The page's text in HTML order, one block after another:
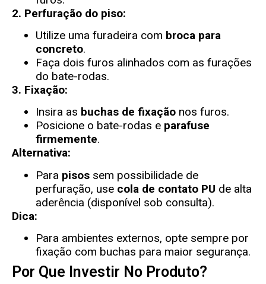
2. Perfuração do piso:
Utilize uma furadeira com broca para
concreto.
Faça dois furos alinhados com as furações
do bate-rodas.
3. Fixação:
Insira as buchas de fixação nos furos.
Posicione o bate-rodas e parafuse
firmemente.
Alternativa:
Para pisos sem possibilidade de
perfuração, use cola de contato PU de alta
aderência (disponível sob consulta).
Dica:
Para ambientes externos, opte sempre por
fixação com buchas para maior segurança.
Por Que Investir No Produto?